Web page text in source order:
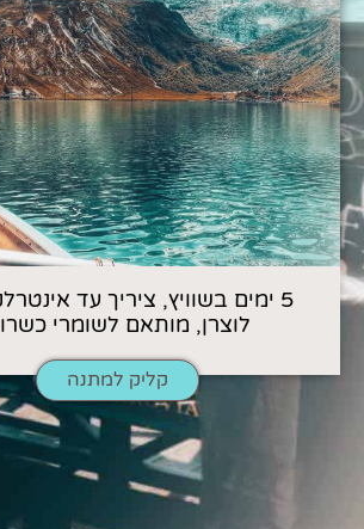
5 ימים בשוויץ, ציריך עד
לוצרן, מותאם לשומרי
קליק למתנה